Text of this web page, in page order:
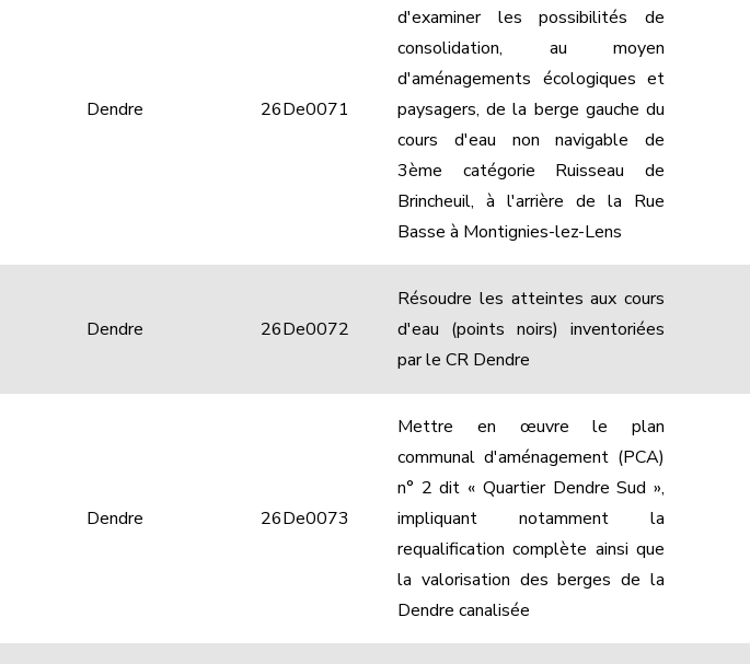
Dendre 26De0071
d'examiner les possibilités de
consolidation, au moyen
d'aménagements écologiques et
paysagers, de la berge gauche du
cours d'eau non navigable de
3ème catégorie Ruisseau de
Brincheuil, à l'arrière de la Rue
Basse à Montignies-lez-Lens
Dendre 26De0072
Résoudre les atteintes aux cours
d'eau (points noirs) inventoriées
par le CR Dendre
Dendre 26De0073
Mettre en œuvre le plan
communal d'aménagement (PCA)
n° 2 dit « Quartier Dendre Sud »,
impliquant notamment la
requalification complète ainsi que
la valorisation des berges de la
Dendre canalisée